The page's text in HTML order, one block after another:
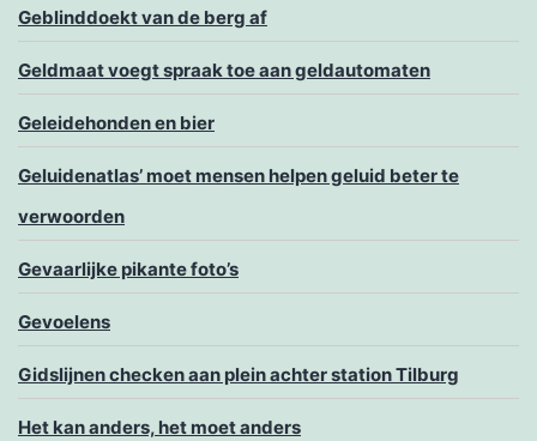
Geblinddoekt van de berg af
Geldmaat voegt spraak toe aan geldautomaten
Geleidehonden en bier
Geluidenatlas’ moet mensen helpen geluid beter te
verwoorden
Gevaarlijke pikante foto’s
Gevoelens
Gidslijnen checken aan plein achter station Tilburg
Het kan anders, het moet anders